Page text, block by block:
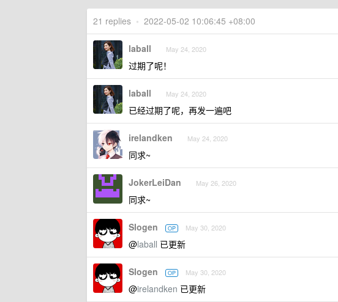
21 replies • 2022-05-02 10:06:45 +08:00
laball May 24, 2020
过期了呢！
laball May 24, 2020
已经过期了呢，再发一遍吧
irelandken May 24, 2020
同求~
JokerLeiDan May 26, 2020
同求~
Slogen OP May 30, 2020
@laball 已更新
Slogen OP May 30, 2020
@irelandken 已更新